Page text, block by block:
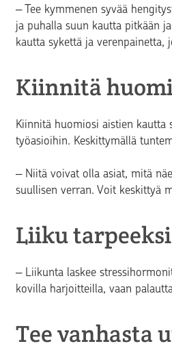
‒ Tee kymmenen syvää
ja puhalla suun kautta pitkään
kautta sykettä ja verenpainetta,
Kiinnitä
Kiinnitä huomiosi aistien kautta
työasioihin. Keskittymällä
‒ Niitä voivat olla asiat, mitä
suullisen verran. Voit keskittyä
Liiku tarpeeksi
‒ Liikunta laskee
kovilla harjoitteilla, vaan
Tee vanhasta